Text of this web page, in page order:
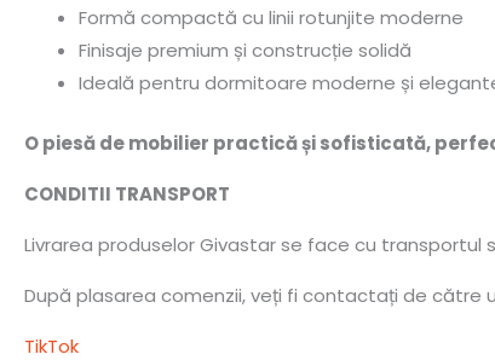
Formă compactă cu linii rotunjite moderne
Finisaje premium și construcție solidă
Ideală pentru dormitoare moderne și
O piesă de mobilier practică și sofisticată,
CONDITII TRANSPORT
Livrarea produselor Givastar se face cu
După plasarea comenzii, veți fi contactați de către
TikTok